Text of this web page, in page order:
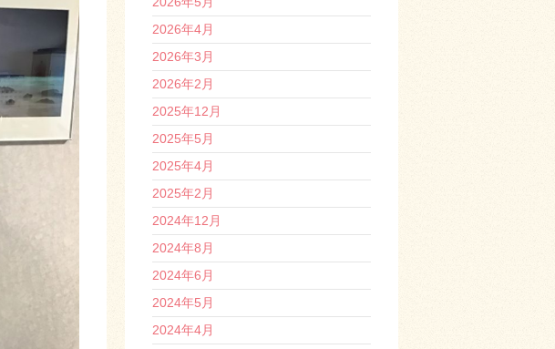
2026年4月
2026年3月
2026年2月
2025年12月
2025年5月
2025年4月
2025年2月
2024年12月
2024年8月
2024年6月
2024年5月
2024年4月